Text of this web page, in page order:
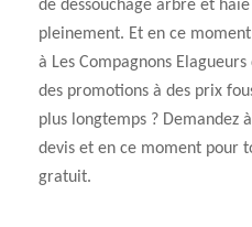
de dessouchage arbre et
pleinement. Et en ce
à Les Compagnons
des promotions à des prix
plus longtemps ? Demandez
devis et en ce moment pour
gratuit.